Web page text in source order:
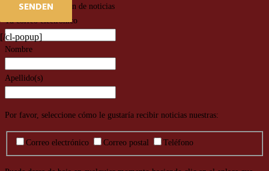
[/cl-popup]
Suscribirse al boletín de noticias
Tu correo electrónico
Nombre
Apellido(s)
Por favor, seleccione cómo le gustaría recibir noticias nuestras:
Correo electrónico Correo postal Teléfono